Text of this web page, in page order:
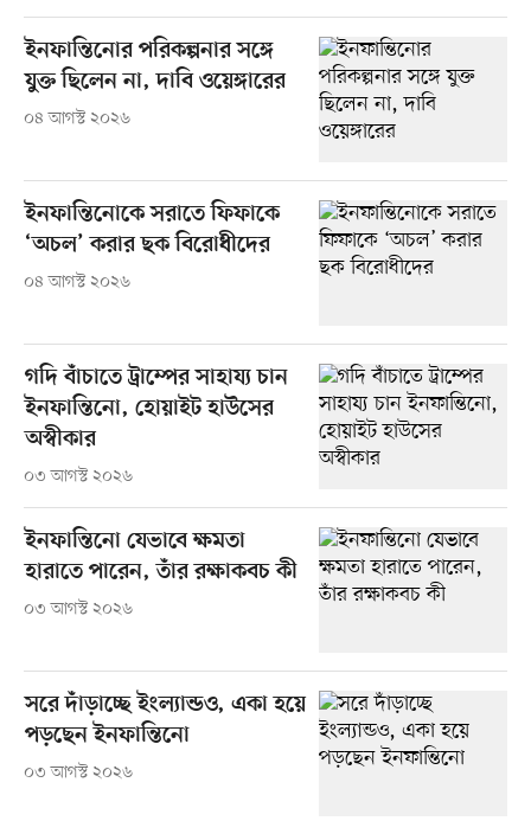
ইনফান্তিনোর পরিকল্পনার সঙ্গে
যুক্ত ছিলেন না, দাবি ওয়েঙ্গারের
০৪ আগস্ট ২০২৬
ইনফান্তিনোকে সরাতে ফিফাকে
‘অচল’ করার ছক বিরোধীদের
০৪ আগস্ট ২০২৬
গদি বাঁচাতে ট্রাম্পের সাহায্য চান
ইনফান্তিনো, হোয়াইট হাউসের
অস্বীকার
০৩ আগস্ট ২০২৬
ইনফান্তিনো যেভাবে ক্ষমতা
হারাতে পারেন, তাঁর রক্ষাকবচ কী
০৩ আগস্ট ২০২৬
সরে দাঁড়াচ্ছে ইংল্যান্ডও, একা হয়ে
পড়ছেন ইনফান্তিনো
০৩ আগস্ট ২০২৬